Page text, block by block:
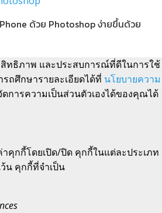
ด้วย Photoshop ง่ายขึ้นด้วย
ทธิภาพ และประสบการณ์ที่ดีในการใช้
ถศึกษารายละเอียดได้ที่ นโยบายความ
การความเป็นส่วนตัวเองได้ของคุณได้
คุกกี้โดยเปิด/ปิด คุกกี้ในแต่ละประเภท
น คุกกี้ที่จำเป็น